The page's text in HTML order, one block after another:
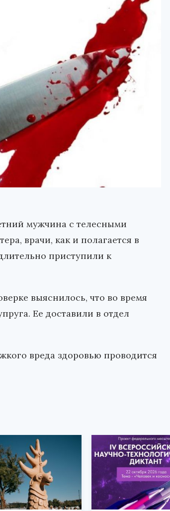
мужчина с телесными
врачи, как и полагается в
приступили к
выяснилось, что во время
Ее доставили в отдел
вреда здоровью проводится